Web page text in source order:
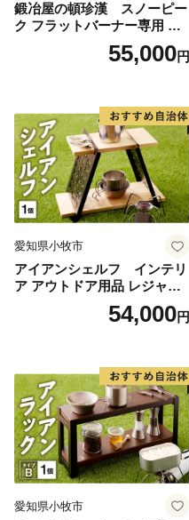
鍛冶屋の頓珍漢 スノーピー
ク フラットバーナー専用 ミ
ガキ鉄板 FBP313 7.5mm厚 I
GT アウトドア [050S47]
55,000円
愛知県小牧市
アイアンシェルフ インテリ
ア アウトドア用品 レジャー
キャンプ ブックスタンド 小
54,000円
愛知県小牧市